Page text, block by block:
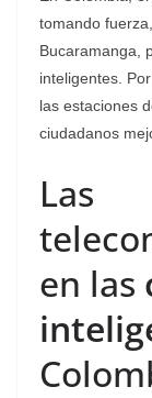
tomando
Bucaramanga,
inteligentes.
las estaciones
ciudadanos
Las
en las